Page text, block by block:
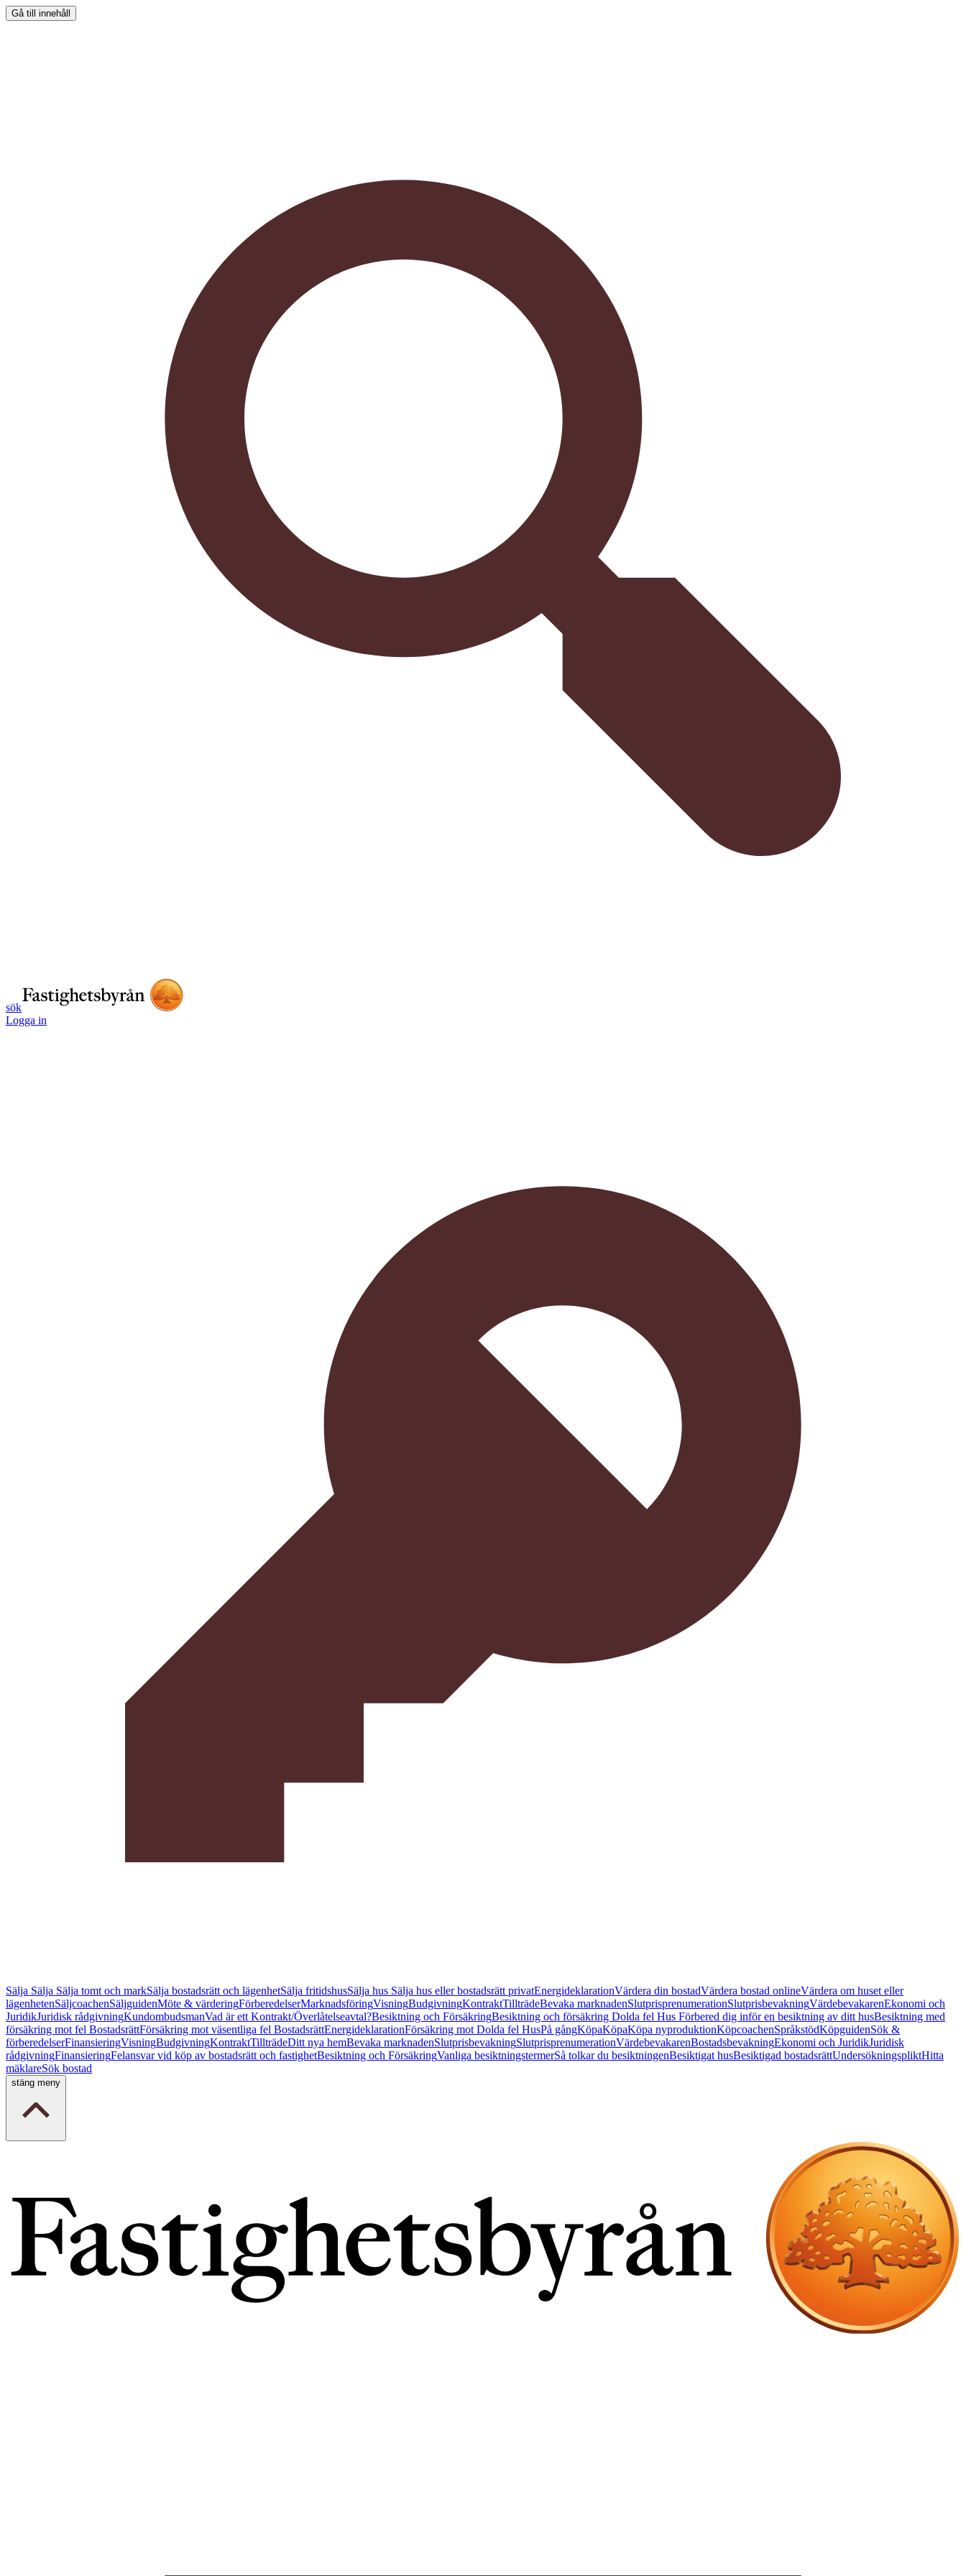
Gå till innehåll
sök
Logga in
Sälja Sälja Sälja tomt och markSälja bostadsrätt och lägenhetSälja fritidshusSälja hus Sälja hus eller bostadsrätt privatEnergideklarationVärdera din bostadVärdera bostad onlineVärdera om huset eller
lägenhetenSäljcoachenSäljguidenMöte & värderingFörberedelserMarknadsföringVisningBudgivningKontraktTillträdeBevaka marknadenSlutprisprenumerationSlutprisbevakningVärdebevakarenEkonomi och
JuridikJuridisk rådgivningKundombudsmanVad är ett Kontrakt/Överlåtelseavtal?Besiktning och FörsäkringBesiktning och försäkring Dolda fel Hus Förbered dig inför en besiktning av ditt husBesiktning med
försäkring mot fel BostadsrättFörsäkring mot väsentliga fel BostadsrättEnergideklarationFörsäkring mot Dolda fel HusPå gångKöpaKöpaKöpa nyproduktionKöpcoachenSpråkstödKöpguidenSök &
förberedelserFinansieringVisningBudgivningKontraktTillträdeDitt nya hemBevaka marknadenSlutprisbevakningSlutprisprenumerationVärdebevakarenBostadsbevakningEkonomi och JuridikJuridisk
rådgivningFinansieringFelansvar vid köp av bostadsrätt och fastighetBesiktning och FörsäkringVanliga besiktningstermerSå tolkar du besiktningenBesiktigat husBesiktigad bostadsrättUndersökningspliktHitta
mäklareSök bostad
stäng meny